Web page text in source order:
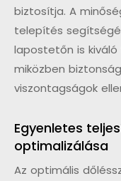
biztosítja. A
telepítés
lapostetőn is
miközben
viszontagságok
Egyenletes
optimalizálása
Az optimális